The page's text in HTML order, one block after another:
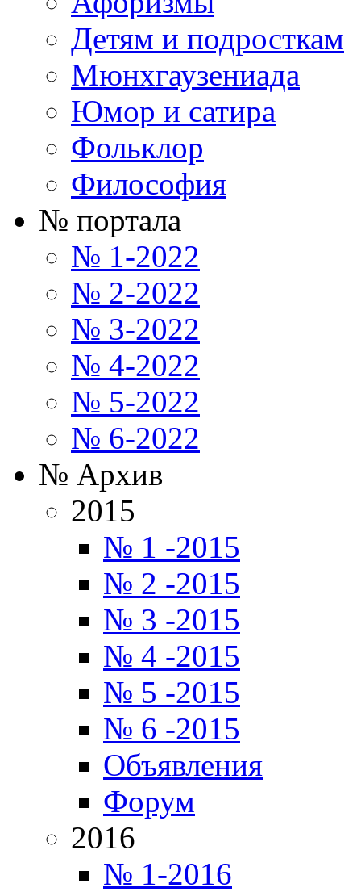
Детям и подросткам
Мюнхгаузениада
Юмор и сатира
Фольклор
Философия
№ портала
№ 1-2022
№ 2-2022
№ 3-2022
№ 4-2022
№ 5-2022
№ 6-2022
№ Архив
2015
№ 1 -2015
№ 2 -2015
№ 3 -2015
№ 4 -2015
№ 5 -2015
№ 6 -2015
Объявления
Форум
2016
№ 1-2016